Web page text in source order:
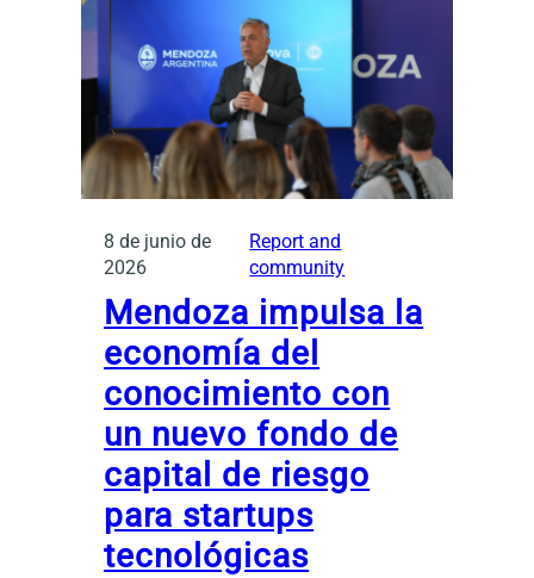
8 de junio de
2026
Report and
community
Mendoza impulsa la
economía del
conocimiento con
un nuevo fondo de
capital de riesgo
para startups
tecnológicas